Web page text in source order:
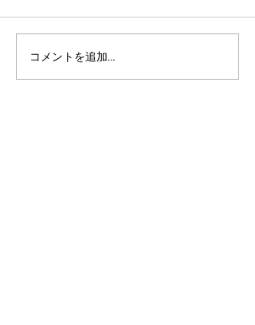
アルゴランドのポスト量
子暗号（PQC）ロードマ
コメントを追加…